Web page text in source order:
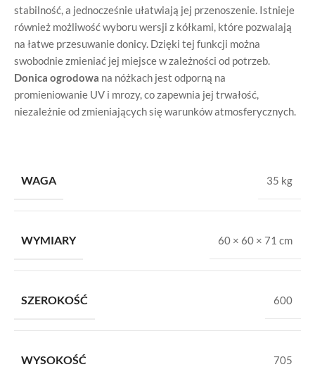
stabilność, a jednocześnie ułatwiają jej przenoszenie. Istnieje
również możliwość wyboru wersji z kółkami, które pozwalają
na łatwe przesuwanie donicy. Dzięki tej funkcji można
swobodnie zmieniać jej miejsce w zależności od potrzeb.
Donica ogrodowa na nóżkach jest odporną na
promieniowanie UV i mrozy, co zapewnia jej trwałość,
niezależnie od zmieniających się warunków atmosferycznych.
WAGA 35 kg
WYMIARY 60 × 60 × 71 cm
SZEROKOŚĆ 600
WYSOKOŚĆ 705